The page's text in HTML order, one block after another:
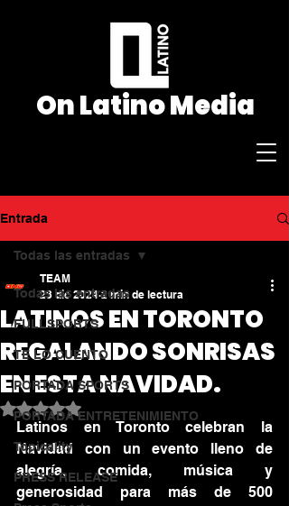
On Latino Media
admin@onlatino.ca
Entrada
Todas las entradas
FULLSPORTS
TE LO CUENTO
PORTADA SPORTS
PORTADA ENTRETENIMIENTO
Topicality
PRESS RELEASE
Todas las entradas
LATINOS EN TORONTO
REGALANDO SONRISAS
EN ESTA NAVIDAD.
TEAM
23 dic 2024 2 min de lectura
Obtuvo NaN de 5 estrellas.
Latinos en Toronto celebran la
Navidad con un evento lleno de
alegría, comida, música y
generosidad para más de 500